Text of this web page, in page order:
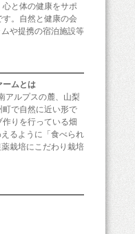
心と体の健康をサポ
す。自然と健康の会
や提携の宿泊施設等
ームとは
アルプスの麓、山梨
町で自然に近い形で
作りを行っている畑
るように「食べられ
栽培にこだわり栽培